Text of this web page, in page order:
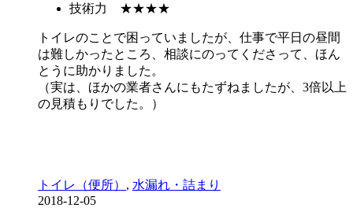
技術力 ★★★★
トイレのことで困っていましたが、仕事で平日の昼間
は難しかったところ、相談にのってくださって、ほん
とうに助かりました。
（実は、ほかの業者さんにもたずねましたが、3倍以上
の見積もりでした。）
トイレ（便所） , 水漏れ・詰まり
2018-12-05